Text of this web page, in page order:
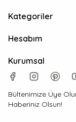
Kategoriler
Hesabım
Kurumsal
Bültenimize Üye
Haberiniz Olsun!